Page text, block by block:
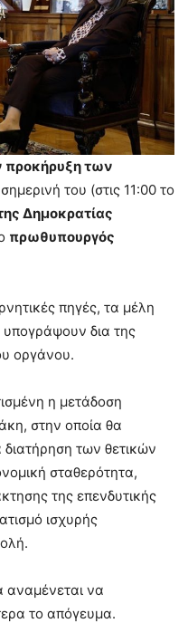
προκήρυξη των
του (στις 11:00 το
Δημοκρατίας
πρωθυπουργός
πηγές, τα μέλη
δια της
οργάνου.
η μετάδοση
στην οποία θα
των θετικών
σταθερότητα,
της επενδυτικής
ισχυρής
αναμένεται να
το απόγευμα.